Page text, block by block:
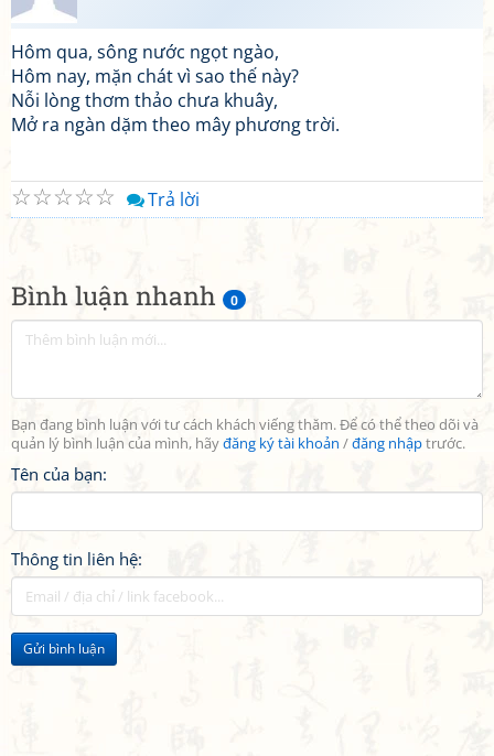
Bình luận nhanh 0
Bạn đang bình luận với tư cách khách viếng thăm. Để có thể theo dõi và
quản lý bình luận của mình, hãyđăng ký tài khoản /đăng nhậptrước.
Tên của bạn:
Thông tin liên hệ:
Gửi bình luận
Hôm qua, sông nước ngọt ngào,
Hôm nay, mặn chát vì sao thế này?
Nỗi lòng thơm thảo chưa khuây,
Mở ra ngàn dặm theo mây phương trời.
☆
☆
☆
☆
☆ Trả lời